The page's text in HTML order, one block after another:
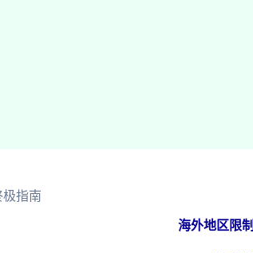
指南
海外地区限制